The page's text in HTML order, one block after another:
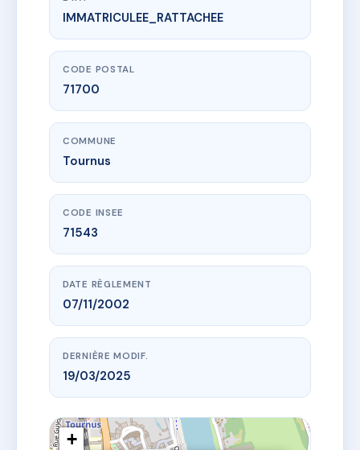
www.vme.plus/AE8513038
20 Rue de l'Hôpital - 71700 TOURNUS
20 r de l'hopital
IMMATRICULEE_RATTACHEE
CODE POSTAL
71700
COMMUNE
Tournus
CODE INSEE
71543
DATE RÈGLEMENT
07/11/2002
DERNIÈRE MODIF.
19/03/2025
+